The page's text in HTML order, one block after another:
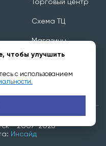
Схема ТЦ
Магазины
Обратная связь
- 2007-2026
Инсайд
чтобы улучшить
с использованием